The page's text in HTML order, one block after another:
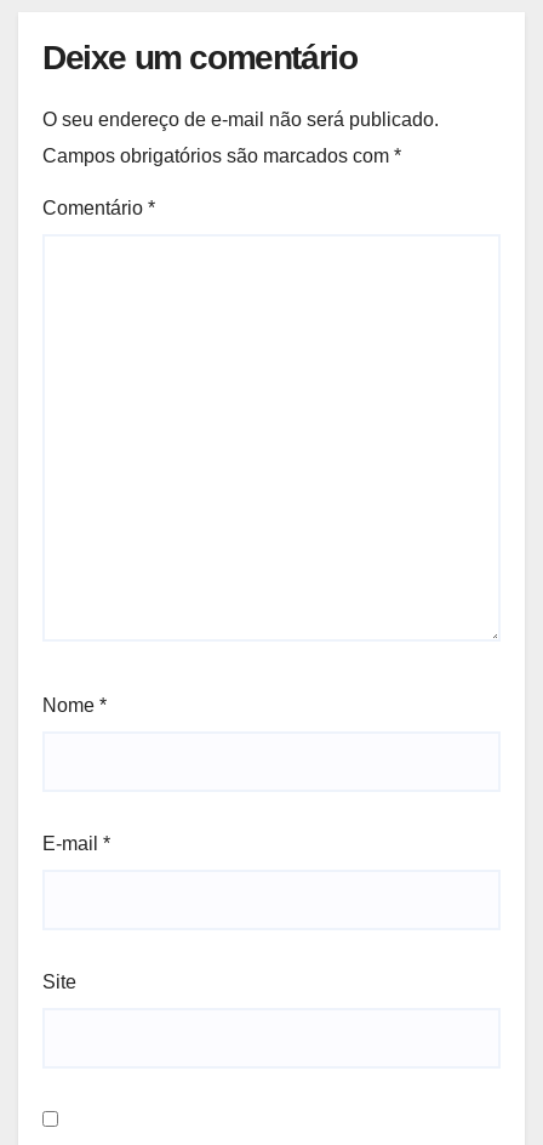
Deixe um comentário
O seu endereço de e-mail não será publicado.
Campos obrigatórios são marcados com *
Comentário *
Nome *
E-mail *
Site